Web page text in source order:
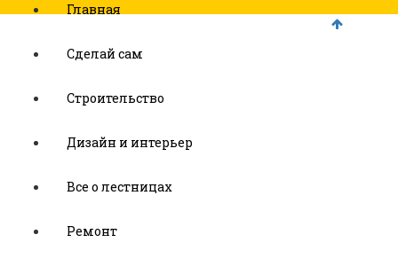
Главная
Сделай сам
Строительство
Дизайн и интерьер
Все о лестницах
Ремонт